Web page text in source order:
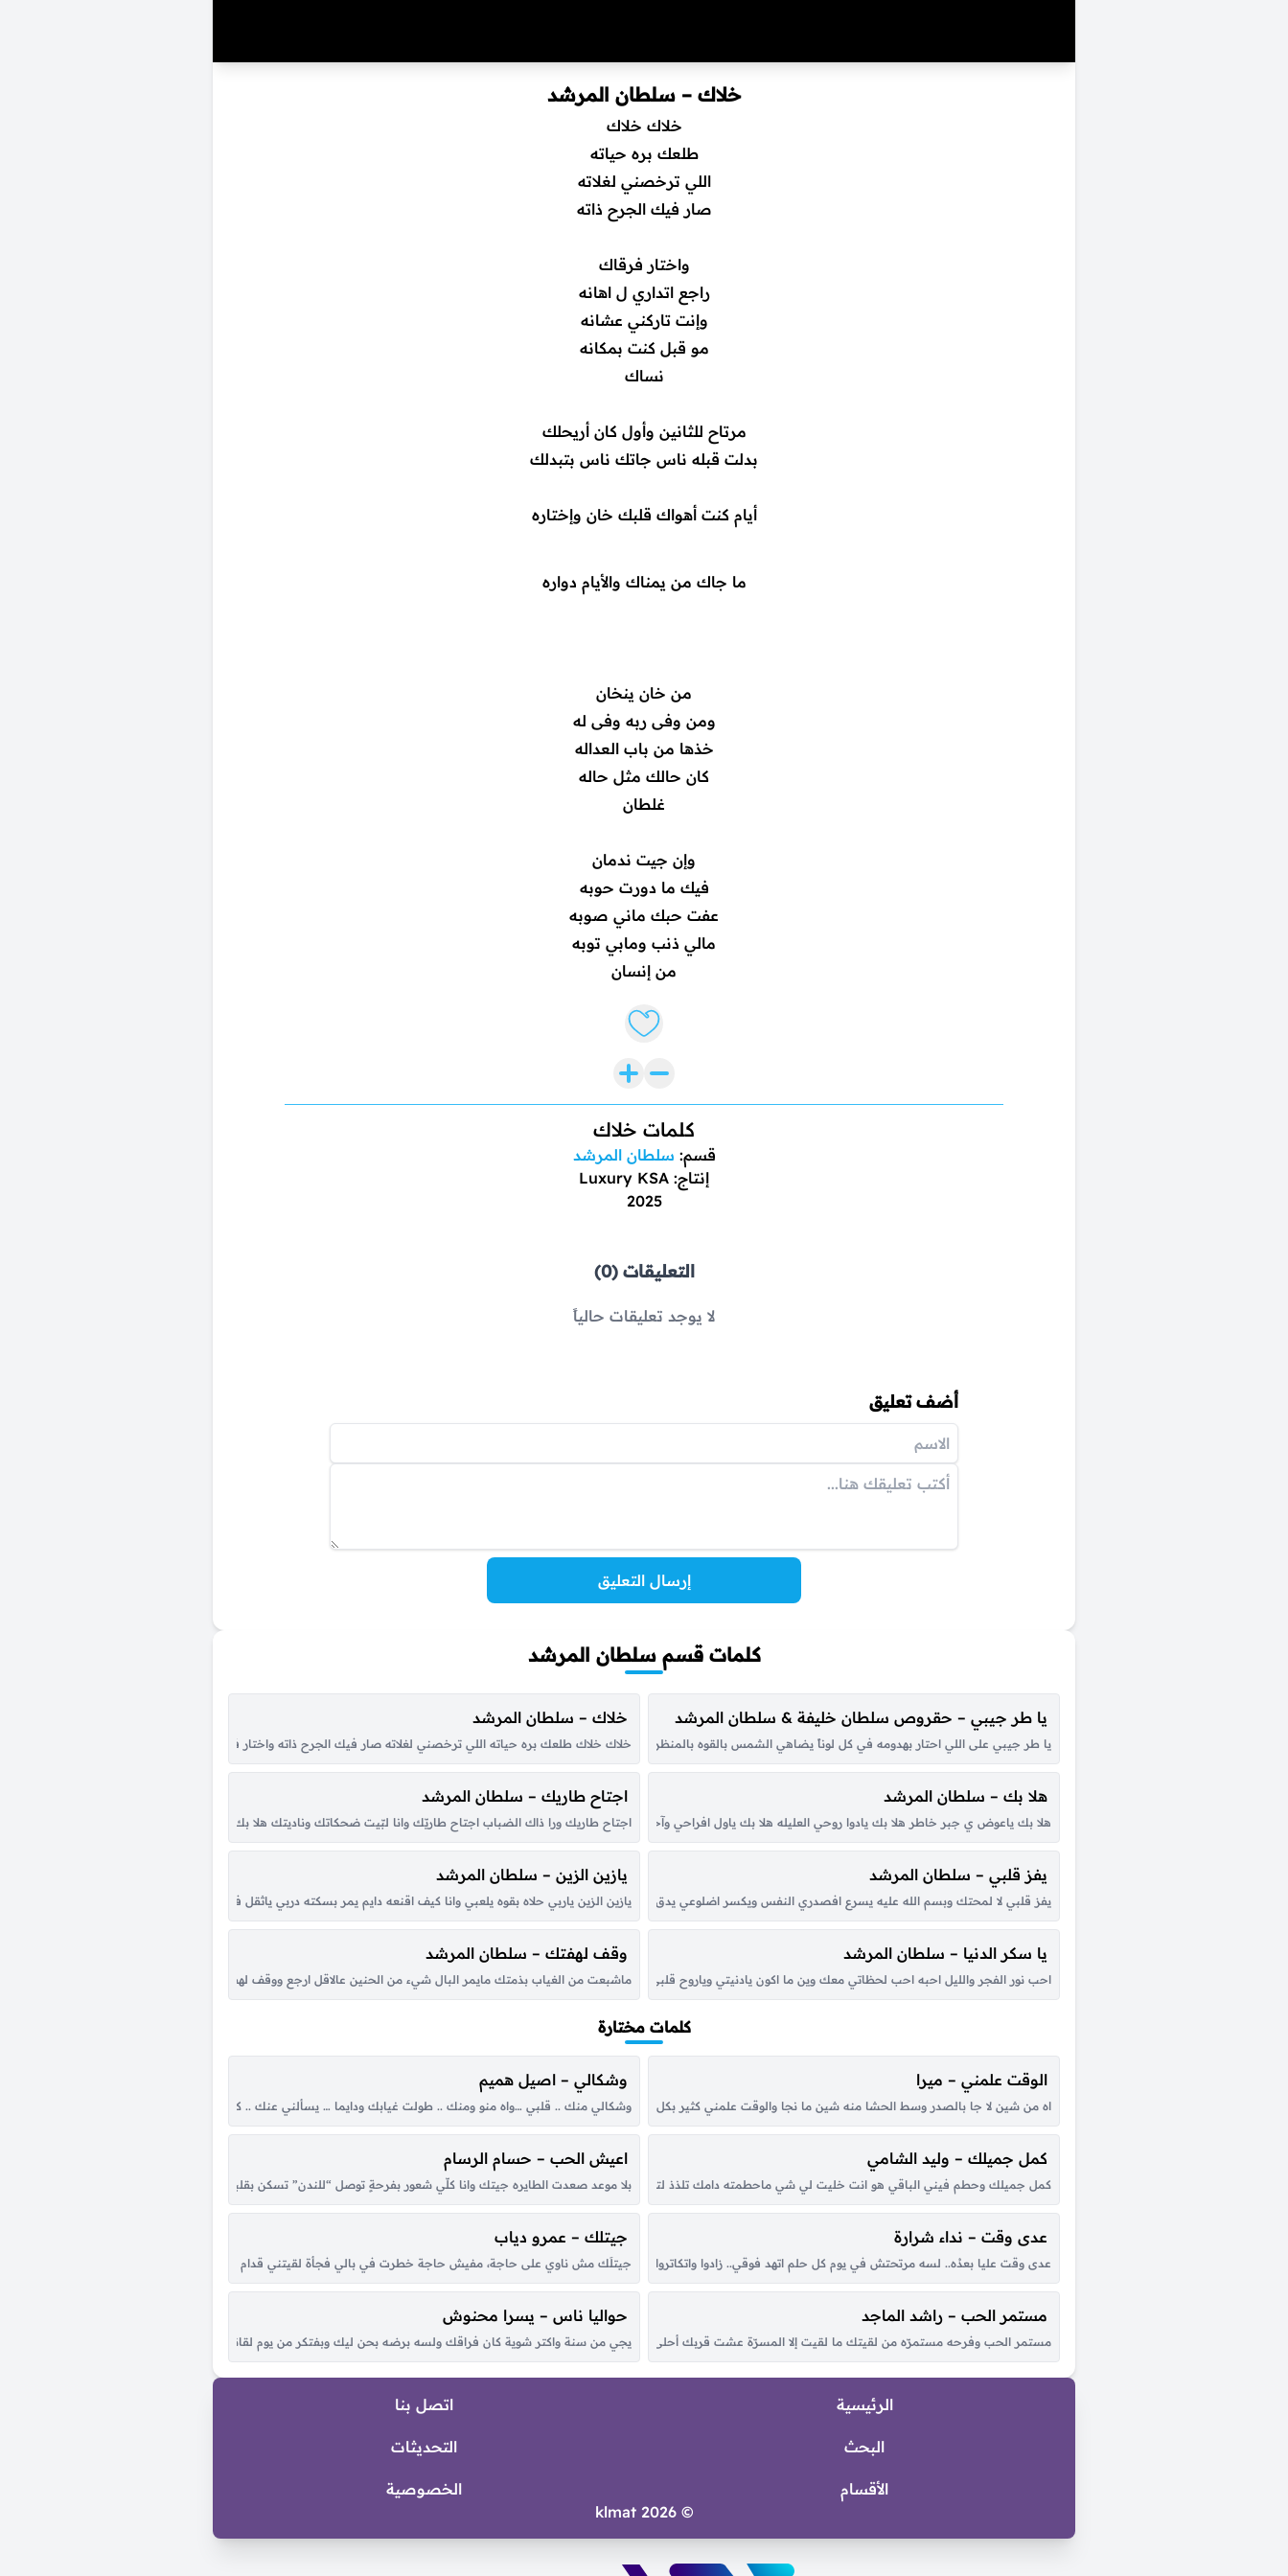
خلاك – سلطان المرشد
خلاك خلاك
طلعك بره حياته
اللي ترخصني لغلاته
صار فيك الجرح ذاته
واختار فرقاك
راجع اتداري ل اهانه
وإنت تاركني عشانه
مو قبل كنت بمكانه
نساك
مرتاح للثانين وأول كان أريحلك
بدلت قبله ناس جاتك ناس بتبدلك
أيام كنت أهواك قلبك خان وإختاره
ما جاك من يمناك والأيام دواره
من خان ينخان
ومن وفى ربه وفى له
خذها من باب العداله
كان حالك مثل حاله
غلطان
وإن جيت ندمان
فيك ما دورت حوبه
عفت حبك ماني صوبه
مالي ذنب ومابي توبه
من إنسان
Like lyrics
كلمات خلاك
قسم: سلطان المرشد
إنتاج: Luxury KSA
2025
التعليقات (0)
لا يوجد تعليقات حالياً
أضف تعليق
إرسال التعليق
كلمات قسم سلطان المرشد
يا طر جيبي – حقروص سلطان خليفة & سلطان المرشد
يا طر جيبي على اللي احتار بهدومه في كل لوناً يضاهي الشمس بالقوه بالمنظره كل مايسال عن هدومه يرد صوت المرايه كلها حلوه لو كان يدري بزينه وتحفة رسومه ما احتار عند المرايه ولا خرب جوه ياقوم ذاك
خلاك – سلطان المرشد
خلاك خلاك طلعك بره حياته اللي ترخصني لغلاته صار فيك الجرح ذاته واختار فرقاك راجع اتداري ل اهانه وإنت تاركني
هلا بك – سلطان المرشد
هلا بك ياعوض ي جبر خاطر هلا بك يادوا روحي العليله هلا بك ياول افراحي وآخر شقاي وياخلف عمري وحصيله هلا بك قد مافيني مشاعر كثير ان جيت بشرحها قليله شعور الفرحة برجعة مسافر قضى فالغربه
اجتاح طاريك – سلطان المرشد
اجتاح طاريك ورا ذاك الضباب اجتاح طاريّك وانا لبّيت ضحكاتك وناديتك هلا بك يالمحيا السمح ياحيّك هلا بطولك هلا
يفز قلبي – سلطان المرشد
يفز قلبي لا لمحتك وبسم الله عليه يسرع افصدري النفس ويكسر اضلوعي يدق دقه احس الارض تهتز فيه واحس تدري الناس واتحس بوجوعي ياماخذي مني ومني انا خذ ما تبيه لاقول جيتك جبر ولا جيتك
يازين الزين – سلطان المرشد
يازين الزين ياربي حلاه بقوه يلعبي وانا كيف اقنعه دايم يمر بسكته دربي ياثقل فيه ذابحني ياعطر فيه ساكني وانا كل
يا سكر الدنيا – سلطان المرشد
احب نور الفجر والليل احبه احب لحظاتي معك وين ما اكون يادنيتي وياروح قلبي وطبه للدنيا في قربك طعم ثاني ولون ياسكر الدنيا وملح المحبه انتي وغيرك لا ولا ممكن يكون وجهك ملاك عذب سبحان ربه
وقف لهفتك – سلطان المرشد
ماشبعت من الغياب بذمتك مايمر البال شيء من الحنين عالاقل ارجع ووقف لهفتك عالاقل وادعني مثل المسلمين قل
كلمات مختارة
الوقت علمني – ميرا
اه من شين لا جا بالصدر وسط الحشا منه شين ما نجا والوقت علمني كثير بكل هونٍ وبسجا أغيد سكن وادي الرشا تعشقه احروف الهجا والحب له جرحٍ خطير هو كل كلي يوم جا وله غرامٍ بي نشا و لا بدى بدر...
وشكالي – اصيل هميم
وشكالي منك .. قلبي …واه منو ومنك .. طولت غيابك ودايما … يسألني عنك .. كان ناسي احساسو …وحبك رجع احساسو
كمل جميلك – وليد الشامي
كمل جميلك وحطم فيني الباقي هو انت خليت لي شي ماحطمته دامك تلذذ لتعذيبي ولاحراقي وش يمنعك والقسى منك تعلمته مايزعجك لو تشوف الدمع بحداقي حتى ولو عن طريق الكذب جاملته يعني
اعيش الحب – حسام الرسام
بلا موعد صعدت الطايره جيتك وانا كلّي شعور بفرحةٍ توصل “للندن” تسكن بقلبك اناظر في سحاب الكون القى النور
عدى وقت – نداء شرارة
عدى وقت عليا بعدُه.. لسه مرتحتش في يوم كل حلم اتهد فوقي.. زادوا واتكاتروا الهموم انتهيت من يوم غيابه..شوقي مقدرتش عليه قالي مهما يكون باقيلي..والسؤال طب هو فين إللي قولت أنا مهما افارق..
جيتلك – عمرو دياب
جيتلَك مش ناوي على حاجة، مفيش حاجة خطرت في بالي فجأة لقيتني قدام عيونك، أنا بقول نرجع يا غالي وجيتلَك مش
مستمر الحب – راشد الماجد
مستمر الحب وفرحه مستمرّه من لقيتك ما لقيت إلا المسرّة عشت قربك أحلى أيام وليالي شفت عقبك الحياة المستقرّة مرّت سنين العمر وإنتي هناها كل همّي راحتك وأسعى وراها عيني بعدك ما تحب إلا
حواليا ناس – يسرا محنوش
يجي من سنة واكتر شوية كان فراقك ولسه برضه بحن ليك وبفتكر من يوم لقانا ليوم وداعك واقول لنفسي ياترى هو بقى
الرئيسية اتصل بنا
البحث التحديثات
الأقسام
الخصوصية
© 2026 klmat